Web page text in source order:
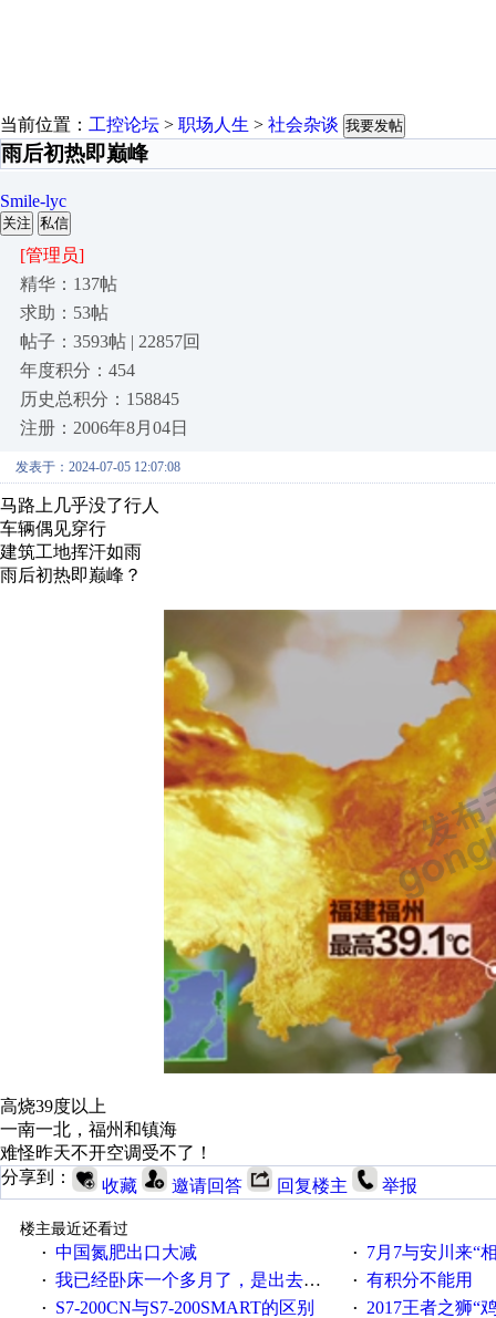
当前位置： 工控论坛 > 职场人生 > 社会杂谈 我要发帖
雨后初热即巅峰
Smile-lyc
关注 私信
[管理员]
精华：137帖
求助：53帖
帖子：3593帖 | 22857回
年度积分：454
历史总积分：158845
注册：2006年8月04日
发表于：2024-07-05 12:07:08
马路上几乎没了行人
车辆偶见穿行
建筑工地挥汗如雨
雨后初热即巅峰？
高烧39度以上
一南一北，福州和镇海
难怪昨天不开空调受不了！
分享到：
收藏 邀请回答 回复楼主 举报
楼主最近还看过
· 中国氮肥出口大减 · 7月7与安川来“
· 我已经卧床一个多月了，是出去安装机械手在高速遭遇车祸所致:大家工作都要特别注意啊 · 有积分不能用
· S7-200CN与S7-200SMART的区别 · 2017王者之狮“鸡”情签到